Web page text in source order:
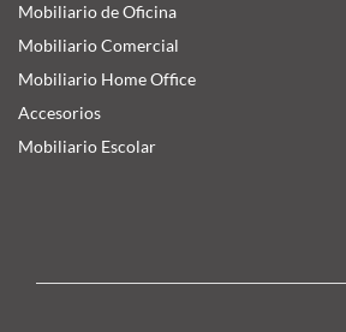
Mobiliario de Oficina
Mobiliario Comercial
Mobiliario Home Office
Accesorios
Mobiliario Escolar